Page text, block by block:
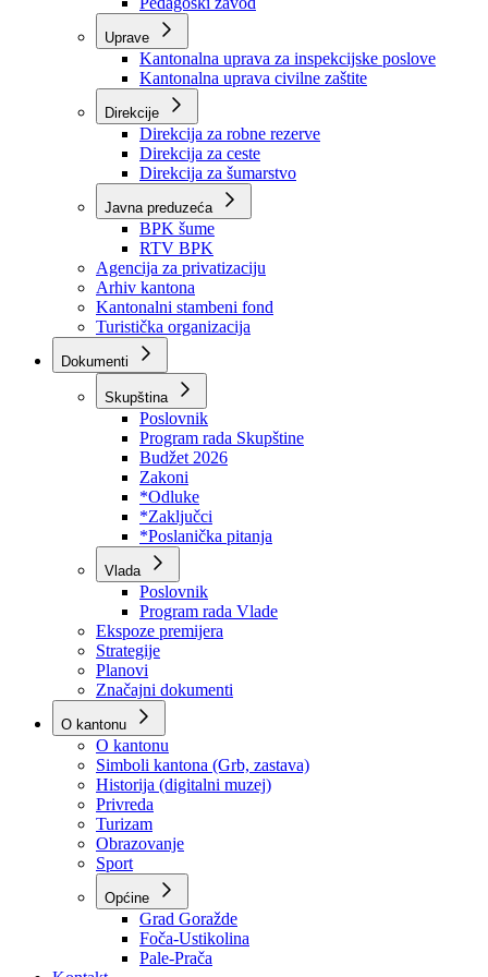
Zavod za javno zdravstvo
Zavod za besplatnu pravnu pomoć
Pedagoški zavod
Kantonalna uprava za inspekcijske poslove
Kantonalna uprava civilne zaštite
Direkcije
Direkcija za robne rezerve
Direkcija za ceste
Direkcija za šumarstvo
Javna preduzeća
BPK šume
RTV BPK
Agencija za privatizaciju
Arhiv kantona
Kantonalni stambeni fond
Turistička organizacija
Dokumenti
Skupština
Poslovnik
Program rada Skupštine
Budžet 2026
Zakoni
*Odluke
*Zaključci
*Poslanička pitanja
Vlada
Poslovnik
Program rada Vlade
Ekspoze premijera
Strategije
Planovi
Značajni dokumenti
O kantonu
O kantonu
Simboli kantona (Grb, zastava)
Historija (digitalni muzej)
Privreda
Turizam
Obrazovanje
Sport
Općine